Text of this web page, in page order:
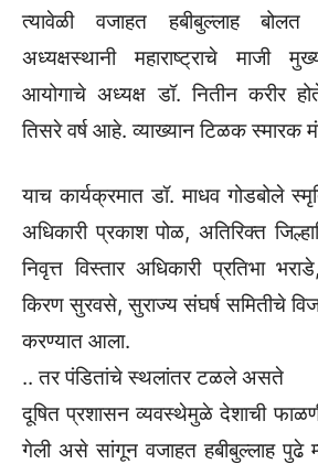
त्यावेळी वजाहत हबीबुल्लाह बोलत
अध्यक्षस्थानी महाराष्ट्राचे माजी
आयोगाचे अध्यक्ष डॉ. नितीन करीर
तिसरे वर्ष आहे. व्याख्यान टिळक स्मारक
याच कार्यक्रमात डॉ. माधव गोडबोले
अधिकारी प्रकाश पोळ, अतिरिक्त
निवृत्त विस्तार अधिकारी प्रतिभा
किरण सुरवसे, सुराज्य संघर्ष समितीचे
करण्यात आला.
.. तर पंडितांचे स्थलांतर टळले असते
दूषित प्रशासन व्यवस्थेमुळे देशाची
गेली असे सांगून वजाहत हबीबुल्लाह पुढे